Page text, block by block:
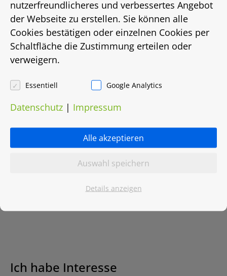
Energiebedarf in Kwh/(m²/a)
136,9
Energieträger
Gas
Ich habe Interesse
nutzerfreundlicheres und verbessertes Angebot
der Webseite zu erstellen. Sie können alle
Cookies bestätigen oder einzelnen Cookies per
Schaltfläche die Zustimmung erteilen oder
verweigern.
Essentiell Google Analytics
Datenschutz | Impressum
Alle akzeptieren
Auswahl speichern
Details anzeigen